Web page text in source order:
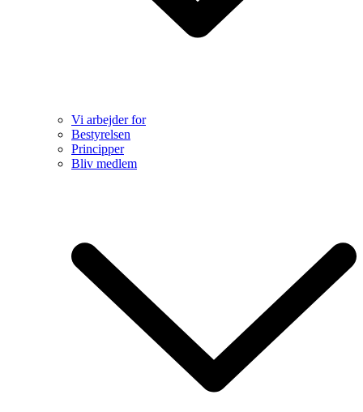
Vi arbejder for
Bestyrelsen
Principper
Bliv medlem